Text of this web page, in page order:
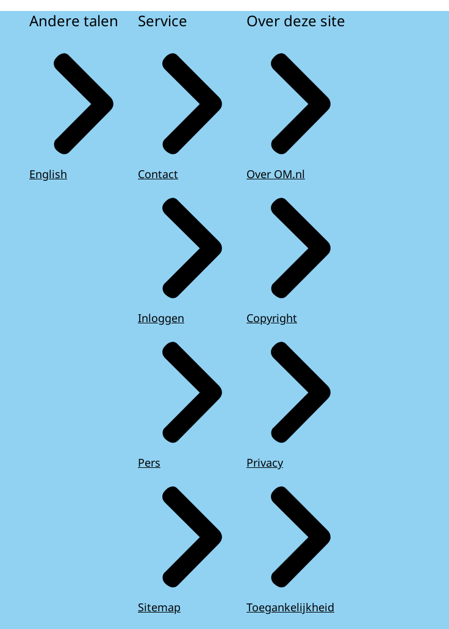
Andere talen
English
Service
Contact
Inloggen
Pers
Sitemap
Over deze site
Over OM.nl
Copyright
Privacy
Toegankelijkheid